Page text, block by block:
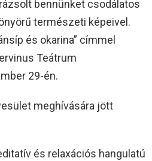
bennünket csodálatos
természeti képeivel.
és okarina” címmel
Teátrum
29-én.
meghívására jött
és relaxációs hangulatú